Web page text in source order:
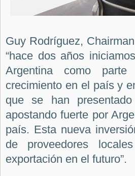
Guy Rodríguez,
“hace dos años
Argentina como
crecimiento en el país y
que se han
apostando fuerte por
país. Esta nueva
de proveedores
exportación en el futuro”.